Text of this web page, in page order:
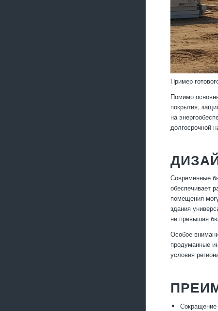
Пример
Помимо
покрытия,
на
долгосрочной
Современные
обеспечивает
помещения
здания
не превышая
Особое
продуманные
условия
Сокращение